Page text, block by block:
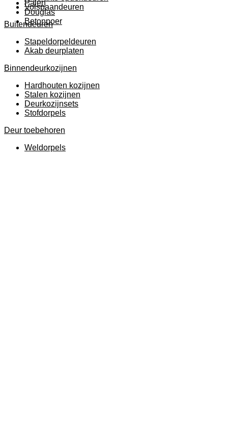
Palen
Douglas
Betonpoer
Volspaandeuren
Buitendeuren
Stapeldorpeldeuren
Akab deurplaten
Binnendeurkozijnen
Hardhouten kozijnen
Stalen kozijnen
Deurkozijnsets
Stofdorpels
Deur toebehoren
Weldorpels